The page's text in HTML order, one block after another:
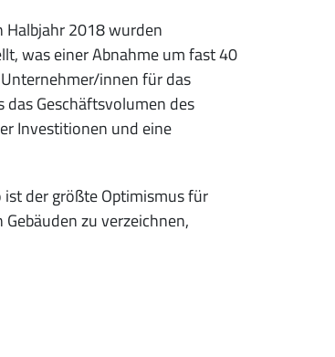
Halbjahr 2018 wurden
was einer Abnahme um fast 40
innen für das
Geschäftsvolumen des
Investitionen und eine
der größte Optimismus für
zu verzeichnen,